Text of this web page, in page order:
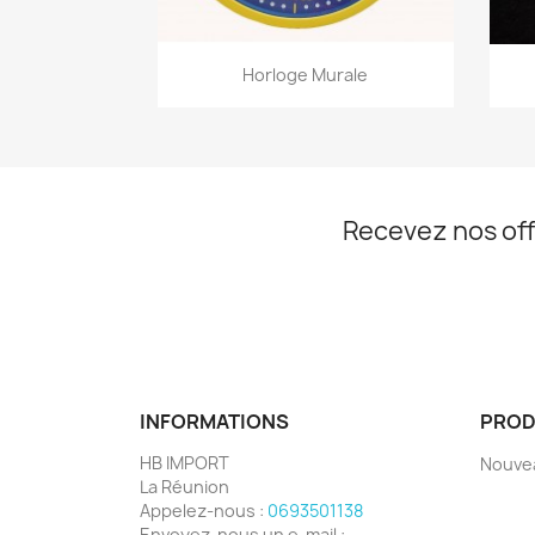
Aperçu rapide
Horloge Murale
Recevez nos
INFORMATIONS
HB IMPORT
La Réunion
Appelez-nous : 0693501138